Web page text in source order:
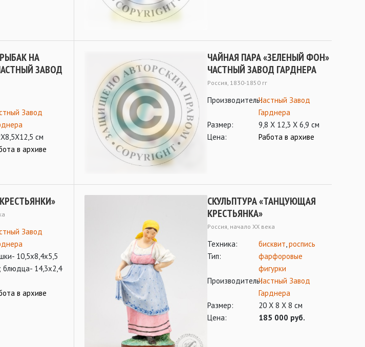
НА
ЗАВОД
Завод
см
в архиве
ЧАЙНАЯ ПАРА «ЗЕЛЕНЫЙ ФОН»
ЧАСТНЫЙ ЗАВОД ГАРДНЕРА
Россия, 1830-1850 гг
Производитель:Частный Завод
Гарднера
Размер:
9,8 Х 12,3 Х 6,9 см
Цена:
Работа в архиве
Завод
10,5х8,4х5,5
блюдца- 14,3х2,4
в архиве
СКУЛЬПТУРА «ТАНЦУЮЩАЯ
КРЕСТЬЯНКА»
Россия, начало ХХ века
Техника: бисквит,роспись
Тип:
фарфоровые
фигурки
Производитель:Частный Завод
Гарднера
Размер:
20 Х 8 Х 8 см
Цена:
185 000 руб.